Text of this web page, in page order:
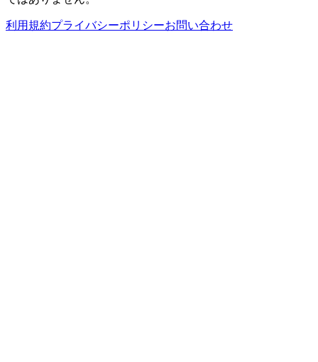
利用規約プライバシーポリシーお問い合わせ